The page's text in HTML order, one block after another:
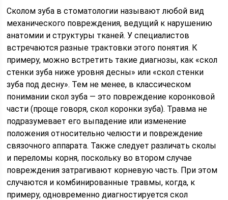
Сколом зуба в стоматологии называют любой вид
механического повреждения, ведущий к нарушению
анатомии и структуры тканей. У специалистов
встречаются разные трактовки этого понятия. К
примеру, можно встретить такие диагнозы, как «скол
стенки зуба ниже уровня десны» или «скол стенки
зуба под десну». Тем не менее, в классическом
понимании скол зуба — это повреждение коронковой
части (проще говоря, скол коронки зуба). Травма не
подразумевает его выпадение или изменение
положения относительно челюсти и повреждение
связочного аппарата. Также следует различать сколы
и переломы корня, поскольку во втором случае
повреждения затрагивают корневую часть. При этом
случаются и комбинированные травмы, когда, к
примеру, одновременно диагностируется скол